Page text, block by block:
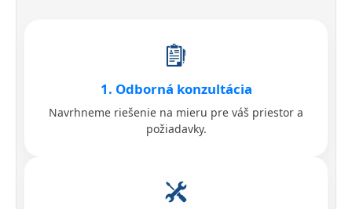
1. Odborná konzultácia
Navrhneme riešenie na mieru pre váš priestor a
požiadavky.